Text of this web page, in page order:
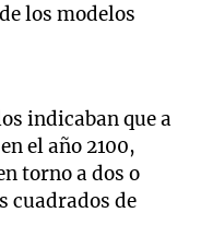
los modelos
indicaban que a
el año 2100,
torno a dos o
cuadrados de